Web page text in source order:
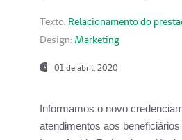
Texto: Relacionamento do
Design: Marketing
01 de abril, 2020
Informamos o novo
atendimentos aos